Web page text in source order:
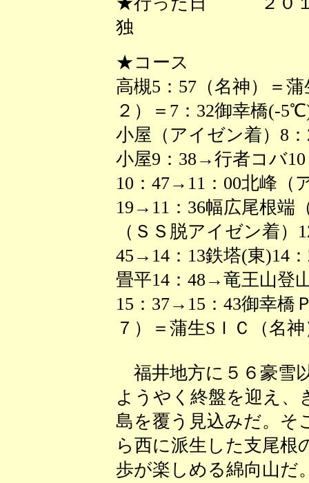
独
★コース
高槻5：57（名神）＝
２）＝7：32御幸橋(-
小屋（アイゼン着）8
小屋9：38→行者コバ
10：47→11：00北峰（
19→11：36幅広尾根端
（ＳＳ脱アイゼン着
45→14：13鉄塔(東)14
畳平14：48→竜王山登
15：37→15：43御幸橋
７）＝蒲生SＩＣ（名
福井地方に５６豪雪
ようやく終盤を迎え、
島を覆う見込みだ。そ
ら西に派生した支尾根
歩が楽しめる綿向山だ